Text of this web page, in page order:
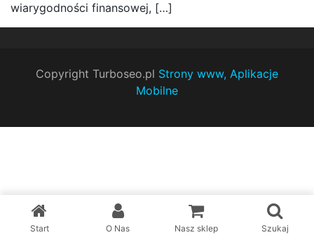
wiarygodności finansowej, […]
Copyright Turboseo.pl Strony www, Aplikacje
Mobilne
Start O Nas Nasz sklep Szukaj